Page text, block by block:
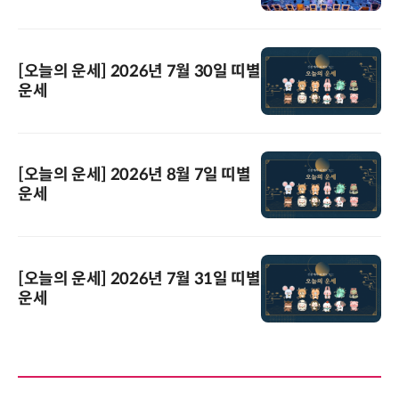
[오늘의 운세] 2026년 7월 30일 띠별
운세
[오늘의 운세] 2026년 8월 7일 띠별
운세
[오늘의 운세] 2026년 7월 31일 띠별
운세